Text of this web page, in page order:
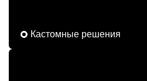
Кастомные решения